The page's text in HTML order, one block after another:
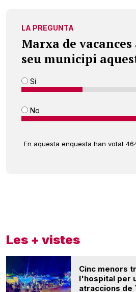
LA PREGUNTA
Marxa de
seu municipi
Sí
No
En aquesta enquesta han votat
Les + vistes
Cinc menors
l'hospital per
atraccions de